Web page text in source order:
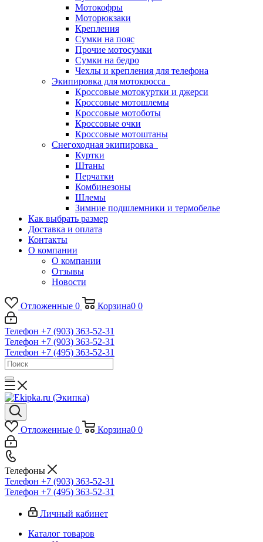
Мотокофры
Моторюкзаки
Крепления
Сумки на пояс
Прочие мотосумки
Сумки на бедро
Чехлы и крепления для телефона
Экипировка для мотокросса
Кроссовые мотокуртки и джерси
Кроссовые мотошлемы
Кроссовые мотоботы
Кроссовые очки
Кроссовые мотоштаны
Снегоходная экипировка
Куртки
Штаны
Перчатки
Комбинезоны
Шлемы
Зимние подшлемники и термобелье
Как выбрать размер
Доставка и оплата
Контакты
О компании
О компании
Отзывы
Новости
Отложенные 0 Корзина0 0
Телефон +7 (903) 363-52-31
Телефон +7 (903) 363-52-31
Телефон +7 (495) 363-52-31
Отложенные 0 Корзина0 0
Телефоны
Телефон +7 (903) 363-52-31
Телефон +7 (495) 363-52-31
Личный кабинет
Каталог товаров